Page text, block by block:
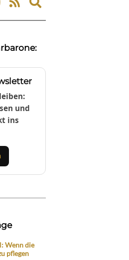
Expand
search
und
ins
Wenn die
pflegen